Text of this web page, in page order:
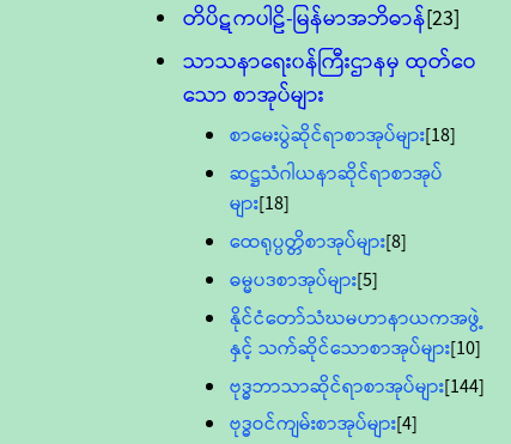
တိပိဋကပါဠိ-မြန်မာအဘိဓာန်[23]
သာသနာရေး၀န်ကြီးဌာနမှ ထုတ်ဝေ
သော စာအုပ်များ
စာမေးပွဲဆိုင်ရာစာအုပ်များ[18]
ဆဋ္ဌသံဂါယနာဆိုင်ရာစာအုပ်
များ[18]
ထေရုပ္ပတ္တိစာအုပ်များ[8]
ဓမ္မပဒစာအုပ်များ[5]
နိုင်ငံတော်သံဃမဟာနာယကအဖွဲ့
နှင့် သက်ဆိုင်သောစာအုပ်များ[10]
ဗုဒ္ဓဘာသာဆိုင်ရာစာအုပ်များ[144]
ဗုဒ္ဓဝင်ကျမ်းစာအုပ်များ[4]